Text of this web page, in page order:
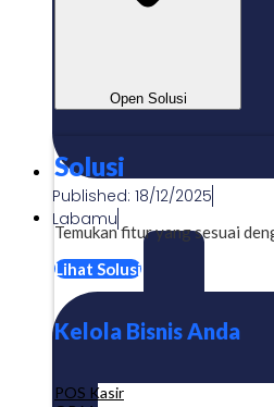
Open Solusi
Solusi
Temukan fitur yang sesuai
Lihat Solusi
Kelola Bisnis Anda
POS Kasir
Published: 18/12/2025
Labamu